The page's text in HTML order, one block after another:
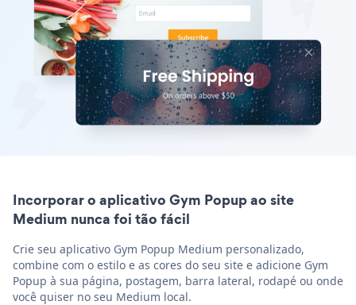
Incorporar o aplicativo Gym Popup ao site
Medium nunca foi tão fácil
Crie seu aplicativo Gym Popup Medium personalizado,
combine com o estilo e as cores do seu site e adicione Gym
Popup à sua página, postagem, barra lateral, rodapé ou onde
você quiser no seu Medium local.